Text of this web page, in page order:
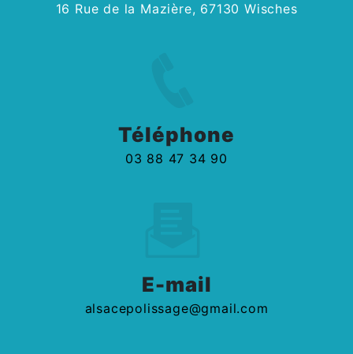
16 Rue de la Mazière, 67130 Wisches
Téléphone
03 88 47 34 90
E-mail
alsacepolissage@gmail.com